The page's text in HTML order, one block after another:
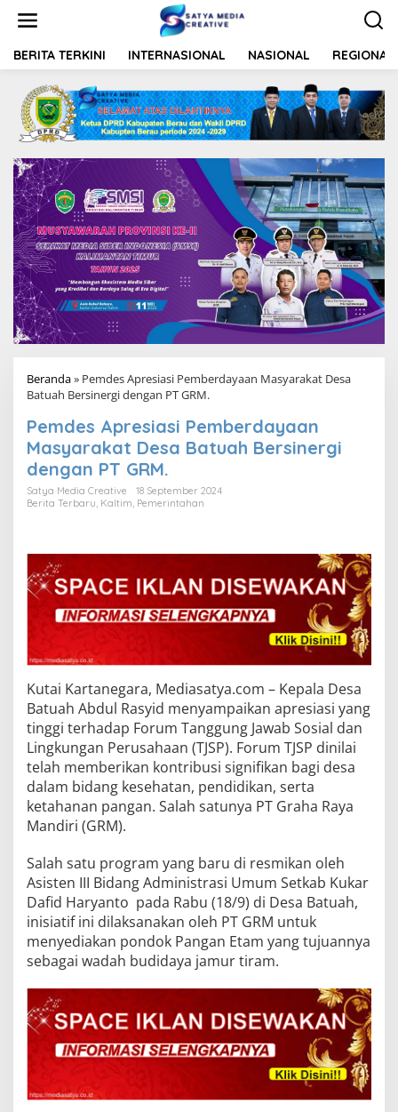
t
BERITA TERKINI INTERNASIONAL NASIONAL REGIONAL
Beranda» Pemdes Apresiasi Pemberdayaan Masyarakat Desa
Batuah Bersinergi dengan PT GRM.
Pemdes Apresiasi Pemberdayaan
Masyarakat Desa Batuah Bersinergi
dengan PT GRM.
Satya Media Creative
18 September 2024
Berita Terbaru Kaltim Pemerintahan
Kutai Kartanegara, Mediasatya.com – Kepala Desa
Batuah Abdul Rasyid menyampaikan apresiasi yang
tinggi terhadap Forum Tanggung Jawab Sosial dan
Lingkungan Perusahaan (TJSP). Forum TJSP dinilai
telah memberikan kontribusi signifikan bagi desa
dalam bidang kesehatan, pendidikan, serta
ketahanan pangan. Salah satunya PT Graha Raya
Mandiri (GRM).
Salah satu program yang baru di resmikan oleh
Asisten III Bidang Administrasi Umum Setkab Kukar
Dafid Haryanto pada Rabu (18/9) di Desa Batuah,
inisiatif ini dilaksanakan oleh PT GRM untuk
menyediakan pondok Pangan Etam yang tujuannya
sebagai wadah budidaya jamur tiram.